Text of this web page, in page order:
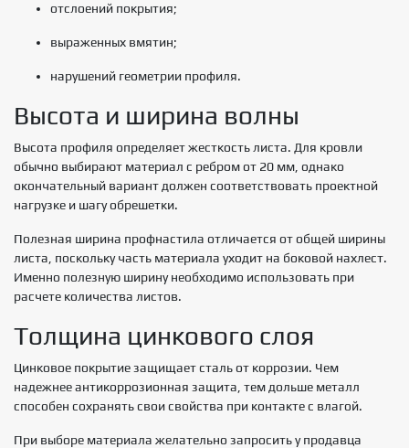
отслоений покрытия;
выраженных вмятин;
нарушений геометрии профиля.
Высота и ширина волны
Высота профиля определяет жесткость листа. Для кровли
обычно выбирают материал с ребром от 20 мм, однако
окончательный вариант должен соответствовать проектной
нагрузке и шагу обрешетки.
Полезная ширина профнастила отличается от общей ширины
листа, поскольку часть материала уходит на боковой нахлест.
Именно полезную ширину необходимо использовать при
расчете количества листов.
Толщина цинкового слоя
Цинковое покрытие защищает сталь от коррозии. Чем
надежнее антикоррозионная защита, тем дольше металл
способен сохранять свои свойства при контакте с влагой.
При выборе материала желательно запросить у продавца